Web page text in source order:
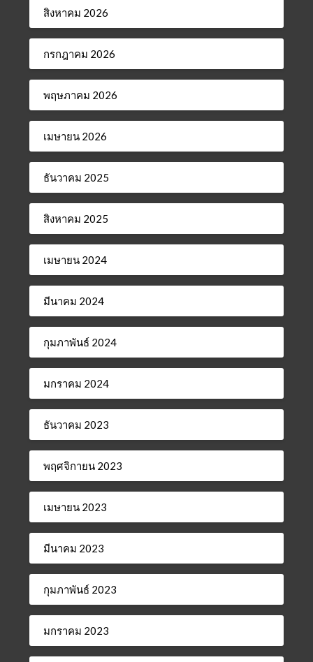
สิงหาคม 2026
กรกฎาคม 2026
พฤษภาคม 2026
เมษายน 2026
ธันวาคม 2025
สิงหาคม 2025
เมษายน 2024
มีนาคม 2024
กุมภาพันธ์ 2024
มกราคม 2024
ธันวาคม 2023
พฤศจิกายน 2023
เมษายน 2023
มีนาคม 2023
กุมภาพันธ์ 2023
มกราคม 2023